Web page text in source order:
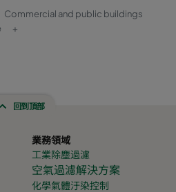
Commercial and public buildings
+
回到頂部
業務領域
工業除塵過濾
空氣過濾解決方案
化學氣體汙染控制